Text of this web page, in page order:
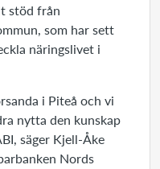
stöd från
som har sett
näringslivet i
i Piteå och vi
nytta den kunskap
säger Kjell-Åke
Nords